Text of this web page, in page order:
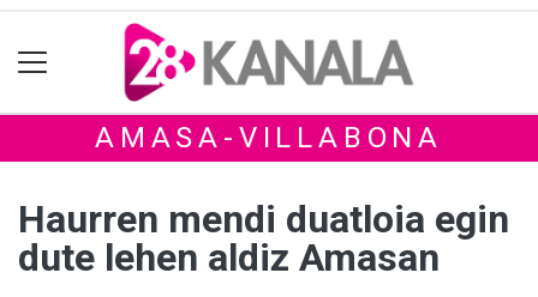
AMASA-VILLABONA
Haurren mendi duatloia egin
dute lehen aldiz Amasan